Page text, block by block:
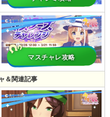
マスチャレ攻略
＆関連記事